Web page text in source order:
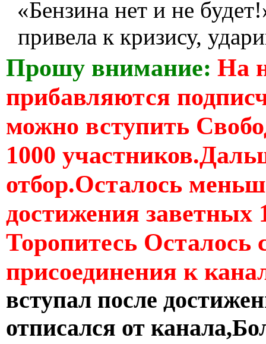
«Бензина нет и не
привела к кризису,
Прошу внимание: На
прибавляются
можно вступить
1000
отбор.Осталось
достижения заветных
Торопитесь Осталось
присоединения к
вступал после
отписался от